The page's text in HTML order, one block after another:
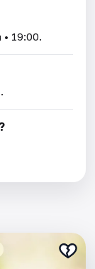
• 19:00.